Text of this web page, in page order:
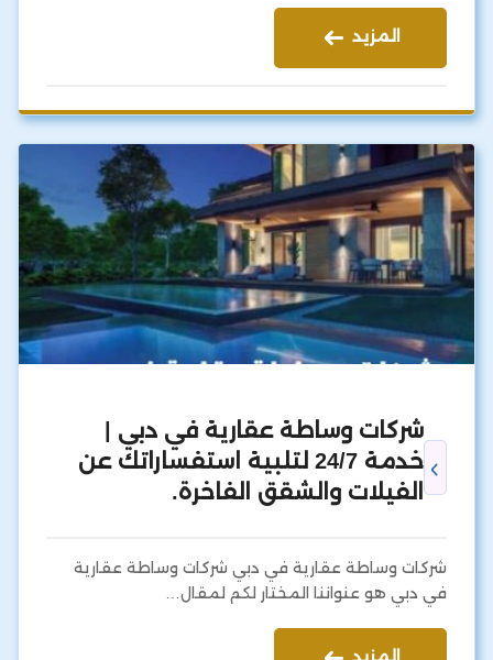
المزيد
شركات وساطة عقارية في دبي |
خدمة 24/7 لتلبية استفساراتك عن
الفيلات والشقق الفاخرة.
شركات وساطة عقارية في دبي شركات وساطة عقارية
في دبي هو عنواننا المختار لكم لمقال…